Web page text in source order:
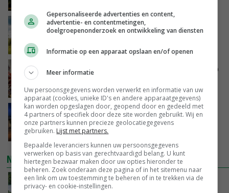
‘Rendement van Krullvarkens komt van de
overkant’
Oorlogen en El Niño stuwen voedselprijzen op
GISTEREN, 15:04
Nettowinst Royal A-ware onder druk ondanks
hogere omzet
GISTEREN, 14:35
NIEUWSTE VIDEO'S
Oekraïne-vlogger Kees Huizinga: ‘Bezoek van
Gepersonaliseerde advertenties en content,
advertentie- en contentmetingen,
doelgroepenonderzoek en ontwikkeling van diensten
Informatie op een apparaat opslaan en/of openen
Meer informatie
Uw persoonsgegevens worden verwerkt en informatie van uw
apparaat (cookies, unieke ID's en andere apparaatgegevens)
kan worden opgeslagen door, geopend door en gedeeld met
4 partners of specifiek door deze site worden gebruikt. Wij en
onze partners kunnen precieze geolocatiegegevens
gebruiken. Lijst met partners.
Bepaalde leveranciers kunnen uw persoonsgegevens
verwerken op basis van gerechtvaardigd belang. U kunt
hiertegen bezwaar maken door uw opties hieronder te
beheren. Zoek onderaan deze pagina of in het sitemenu naar
een link om uw toestemming te beheren of in te trekken via de
privacy- en cookie-instellingen.